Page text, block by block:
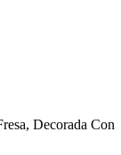
Decorada Con